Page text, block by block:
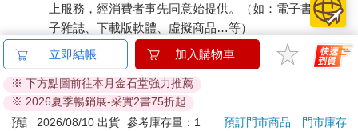
上服務，經消費者事先同意始提供。（如：電子書、電
子雜誌、下載版軟體、虛擬商品…等）
已拆封之個人衛生用品。（如：內衣褲、刮鬍刀、除毛
刀…等）
若非上列種類商品，均享有到貨7天的猶豫期（含例假
日）。
辦理退換貨時，商品（組合商品恕無法接受單獨退貨）必須
立即結帳 加入購物車
※ 下方點圖前往本月金石堂強力推薦
※ 2026夏季暢銷展-采實2書75折起
預計 2026/08/10 出貨 參考庫存量：1 預訂門市商品
門市庫存